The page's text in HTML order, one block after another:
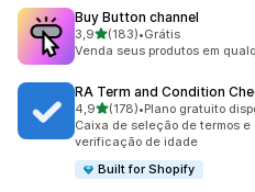
Buy Button channel
3,9de 5 estrelas
(183)
183 avaliações ao todo
•Grátis
Venda seus produtos em
RA Term and Condition
4,9de 5 estrelas
(178)
178 avaliações ao todo
•Plano gratuito
Caixa de seleção de termos
verificação de idade
Built for Shopify